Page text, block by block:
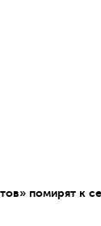
помирят к